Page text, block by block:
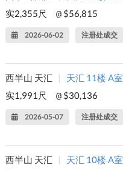
实2,355尺
@ $56,815
2026-06-02 注册处成交
西半山 天汇 |
天汇 11楼 A室
实1,991尺
@ $30,136
2026-05-07 注册处成交
西半山 天汇 |
天汇 10楼 A室